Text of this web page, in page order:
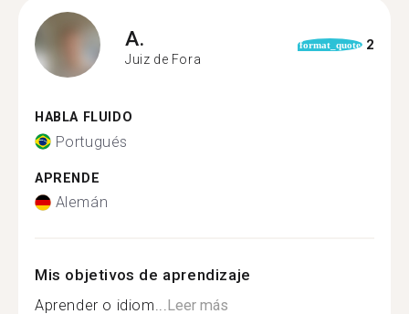
A.
Juiz de Fora
format_quote 2
HABLA FLUIDO
Portugués
APRENDE
Alemán
Mis objetivos de aprendizaje
Aprender o idiom...Leer más